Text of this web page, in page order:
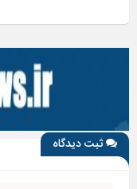
ثبت دیدگاه